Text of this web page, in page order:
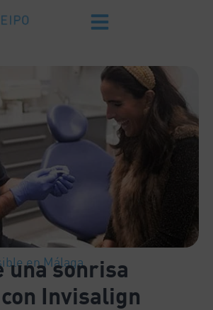
en Málaga
una sonrisa
Invisalign